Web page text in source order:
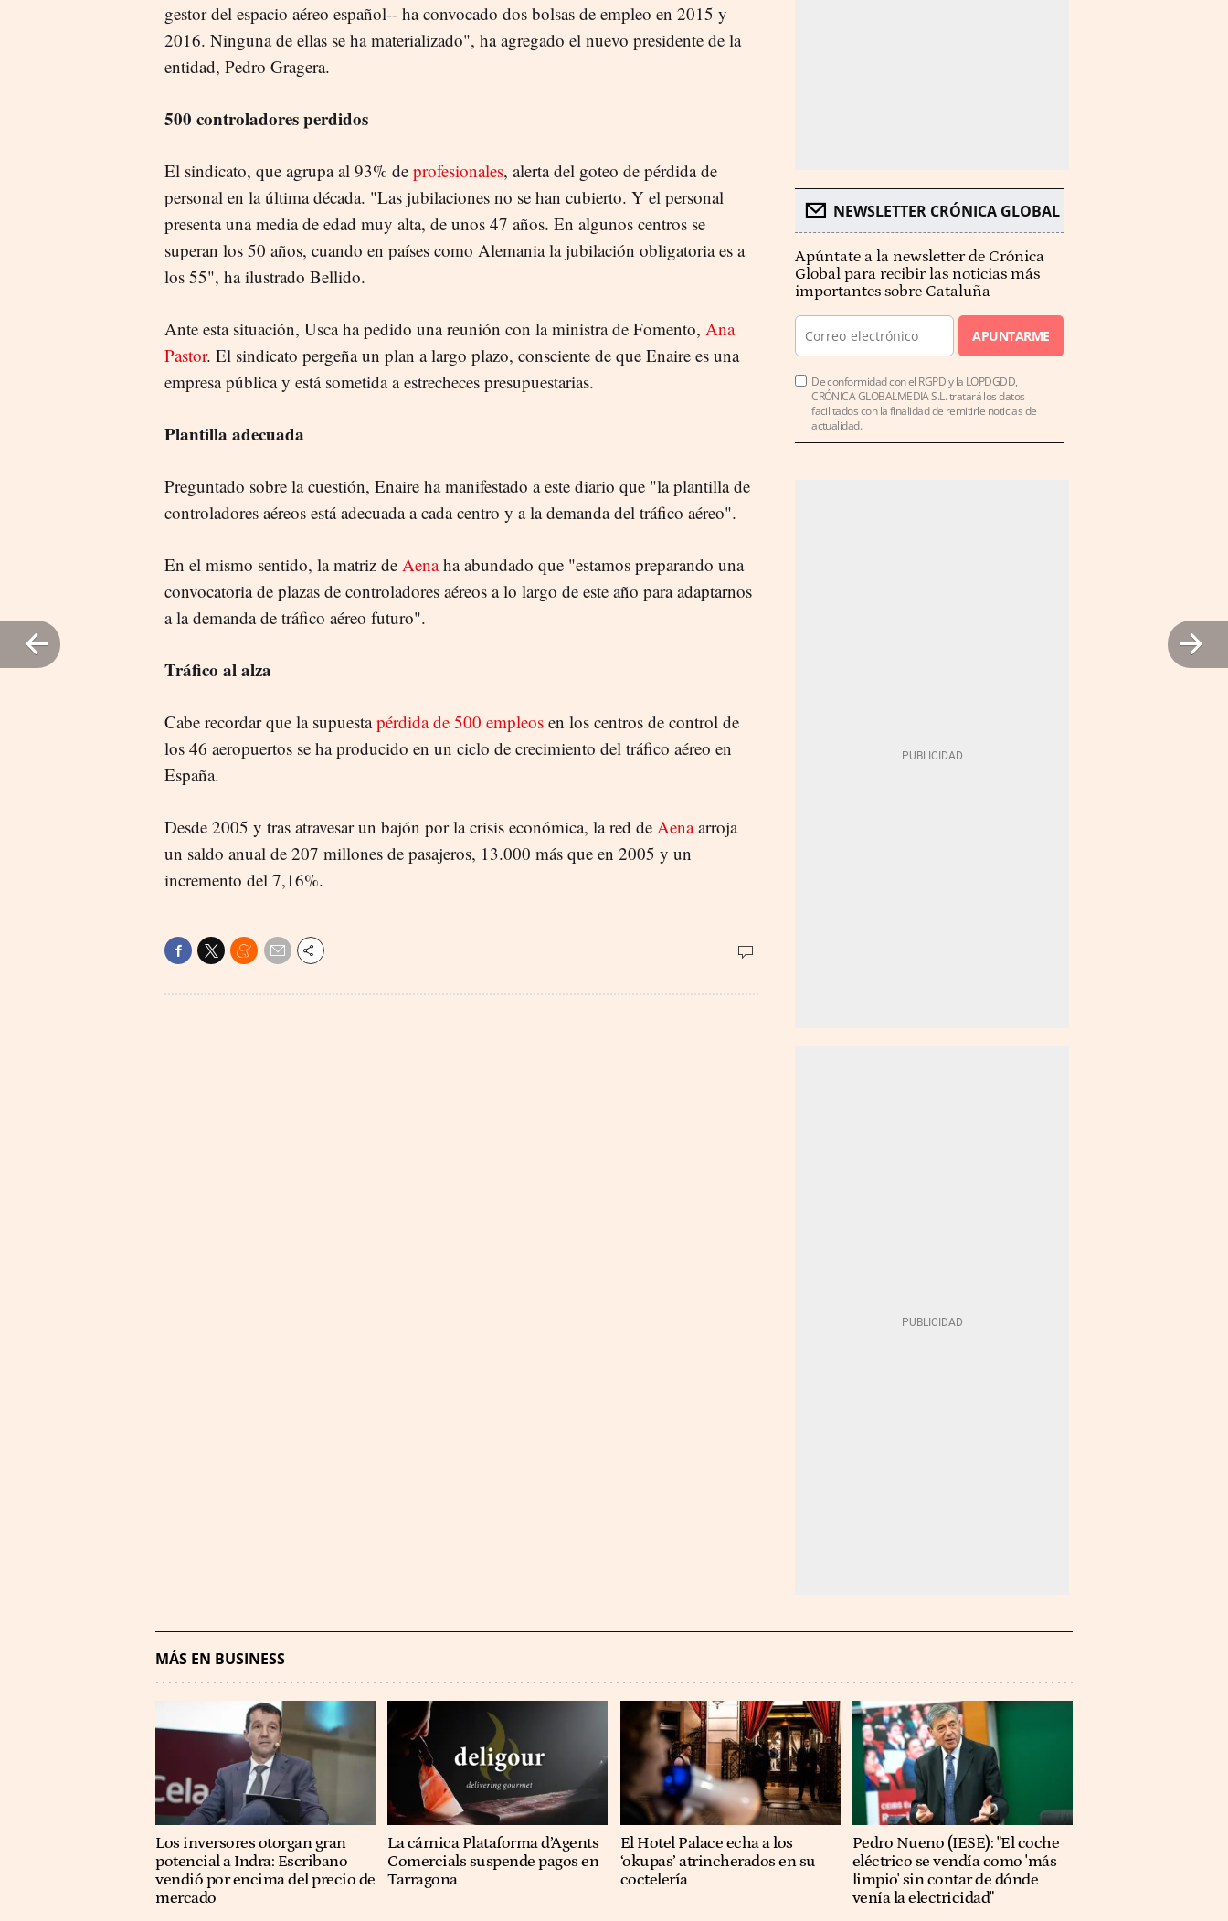
gestor del espacio aéreo español-- ha convocado dos bolsas de empleo en 2015 y
2016. Ninguna de ellas se ha materializado", ha agregado el nuevo presidente de la
entidad, Pedro Gragera.
500 controladores perdidos
El sindicato, que agrupa al 93% de profesionales, alerta del goteo de pérdida de
personal en la última década. "Las jubilaciones no se han cubierto. Y el personal
presenta una media de edad muy alta, de unos 47 años. En algunos centros se
superan los 50 años, cuando en países como Alemania la jubilación obligatoria es a
los 55", ha ilustrado Bellido.
Ante esta situación, Usca ha pedido una reunión con la ministra de Fomento, Ana
Pastor. El sindicato pergeña un plan a largo plazo, consciente de que Enaire es una
empresa pública y está sometida a estrecheces presupuestarias.
Plantilla adecuada
Preguntado sobre la cuestión, Enaire ha manifestado a este diario que "la plantilla de
controladores aéreos está adecuada a cada centro y a la demanda del tráfico aéreo".
En el mismo sentido, la matriz de Aenaha abundado que "estamos preparando una
convocatoria de plazas de controladores aéreos a lo largo de este año para adaptarnos
a la demanda de tráfico aéreo futuro".
Tráfico al alza
Cabe recordar que la supuestapérdida de 500 empleos en los centros de control de
los 46 aeropuertos se ha producido en un ciclo de crecimiento del tráfico aéreo en
España.
Desde 2005 y tras atravesar un bajón por la crisis económica, la red de Aenaarroja
un saldo anual de 207 millones de pasajeros, 13.000 más que en 2005 y un
incremento del 7,16%.
NEWSLETTER CRÓNICA GLOBAL
Apúntate a la newsletter de Crónica
Global para recibir las noticias más
importantes sobre Cataluña
APUNTARME
De conformidad con el RGPD y la LOPDGDD,
CRÓNICA GLOBALMEDIA S.L. tratará los datos
facilitados con la finalidad de remitirle noticias de
actualidad.
MÁS EN BUSINESS
Los inversores otorgan gran
potencial a Indra: Escribano
vendió por encima del precio de
mercado
La cárnica Plataforma d’Agents
Comercials suspende pagos en
Tarragona
El Hotel Palace echa a los
‘okupas’ atrincherados en su
coctelería
Pedro Nueno (IESE): "El coche
eléctrico se vendía como 'más
limpio' sin contar de dónde
venía la electricidad"